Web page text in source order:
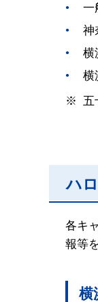
一
神
横
横
五
ハ
各キ
報等
横